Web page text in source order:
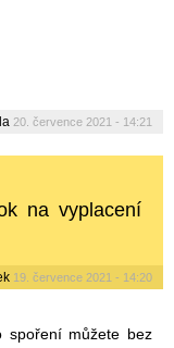
20. července 2021 - 14:21
na vyplacení
19. července 2021 - 14:20
spoření můžete bez